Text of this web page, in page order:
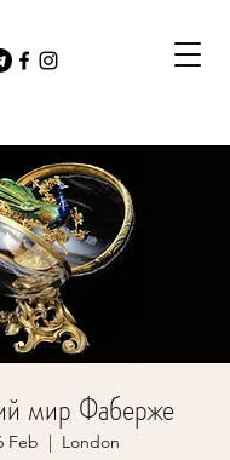
мир Фаберже
Feb
  |
London